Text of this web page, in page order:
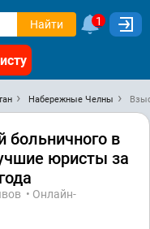
Найти 1
Набережные Челны
больничного в
юристы за
• Онлайн-